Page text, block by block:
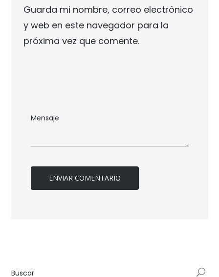
Guarda mi nombre, correo electrónico
y web en este navegador para la
próxima vez que comente.